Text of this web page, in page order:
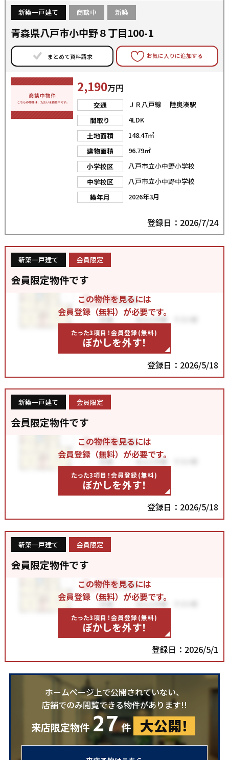
新築一戸建て 商談中 新築
青森県八戸市小中野８丁目100-1
まとめて資料請求 お気に入りに追加する
2,190万円
交通
ＪＲ八戸線 陸奥湊駅
間取り
4LDK
土地面積
148.47㎡
建物面積
96.79㎡
小学校区
八戸市立小中野小学校
中学校区
八戸市立小中野中学校
築年月
2026年3月
登録日：2026/7/24
新築一戸建て 会員限定
会員限定物件です
この物件を見るには
会員登録（無料）が必要です。
たった3項目！会員登録(無料)
ぼかしを外す！
登録日：2026/5/18
新築一戸建て 会員限定
会員限定物件です
この物件を見るには
会員登録（無料）が必要です。
たった3項目！会員登録(無料)
ぼかしを外す！
登録日：2026/5/18
新築一戸建て 会員限定
会員限定物件です
この物件を見るには
会員登録（無料）が必要です。
たった3項目！会員登録(無料)
ぼかしを外す！
登録日：2026/5/1
ホームページ上で公開されていない、
店舗でのみ閲覧できる物件があります!!
来店限定物件27件 大公開！